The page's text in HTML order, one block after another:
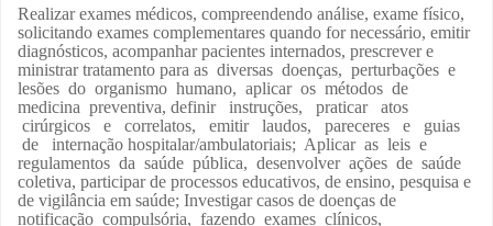
Realizar exames médicos, compreendendo análise, exame físico,
solicitando exames complementares quando for necessário, emitir
diagnósticos, acompanhar pacientes internados, prescrever e
ministrar tratamento para as diversas doenças, perturbações e
lesões do organismo humano, aplicar os métodos de
medicina preventiva, definir instruções, praticar atos
cirúrgicos e correlatos, emitir laudos, pareceres e guias
de internação hospitalar/ambulatoriais; Aplicar as leis e
regulamentos da saúde pública, desenvolver ações de saúde
coletiva, participar de processos educativos, de ensino, pesquisa e
de vigilância em saúde; Investigar casos de doenças de
notificação compulsória, fazendo exames clínicos,